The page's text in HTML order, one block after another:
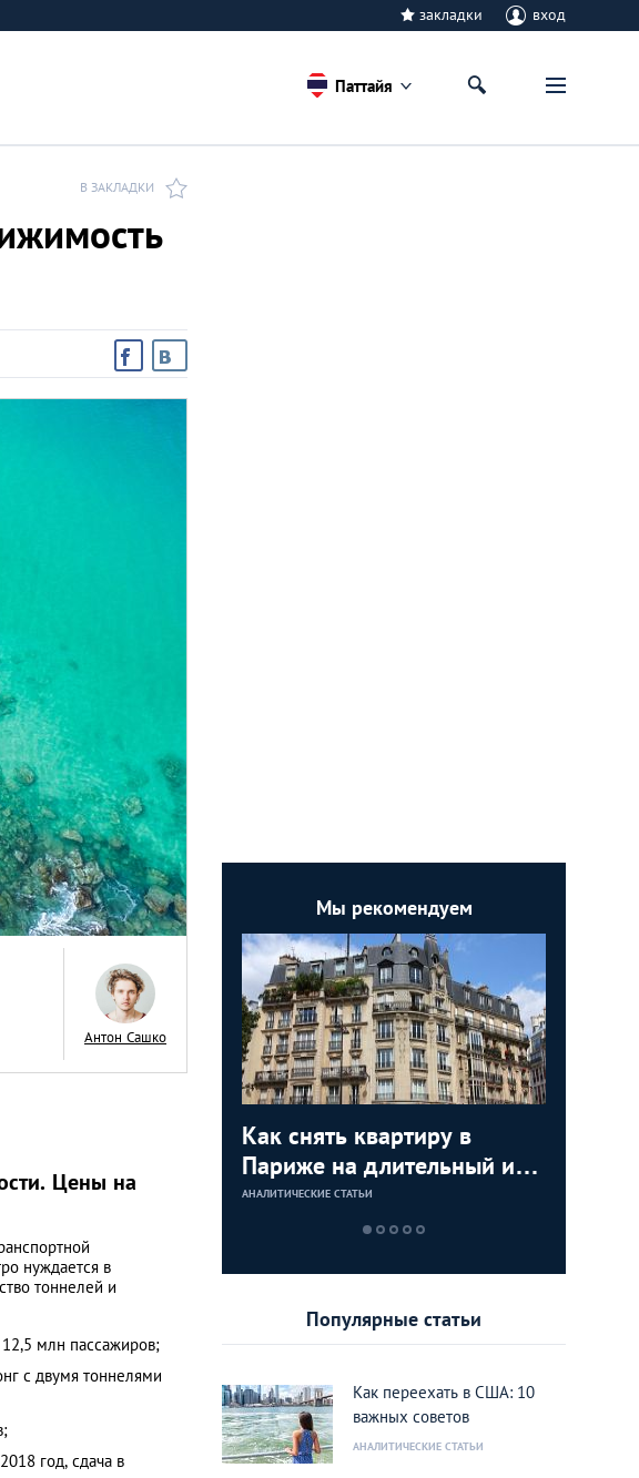
закладки вход
Паттайя
В ЗАКЛАДКИ
Антон Сашко
Цены на
нуждается в
тоннелей и
млн пассажиров;
с двумя тоннелями
год, сдача в
Мы рекомендуем
Как снять квартиру в
Париже на длительный или
короткий срок
АНАЛИТИЧЕСКИЕ СТАТЬИ
с директором по
Knight Frank
СТАТЬИ
Популярные статьи
Как переехать в США: 10
важных советов
АНАЛИТИЧЕСКИЕ СТАТЬИ